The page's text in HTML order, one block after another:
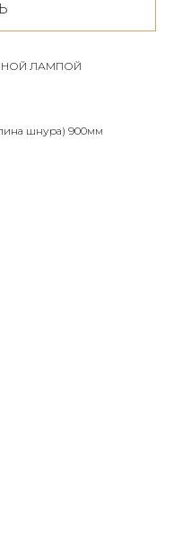
ЛАМПОЙ
шнура) 900мм